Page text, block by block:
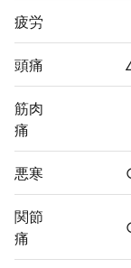
疲労
頭痛
筋肉
痛
悪寒
関節
痛